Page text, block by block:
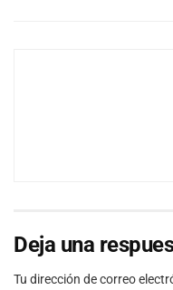
Deja una
Tu dirección de correo